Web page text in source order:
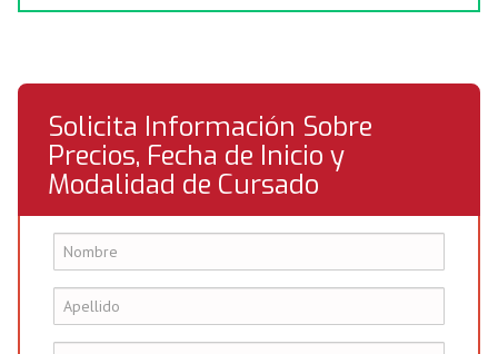
Solicita Información Sobre
Precios, Fecha de Inicio y
Modalidad de Cursado